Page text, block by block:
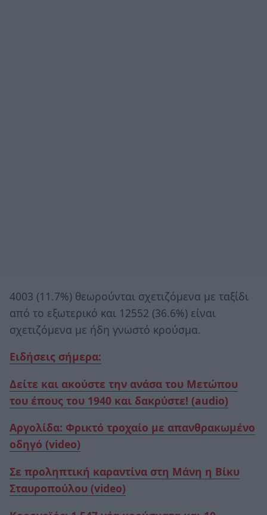
4003 (11.7%) θεωρούνται σχετιζόμενα με ταξίδι
από το εξωτερικό και 12552 (36.6%) είναι
σχετιζόμενα με ήδη γνωστό κρούσμα.
Ειδήσεις σήμερα:
Δείτε και ακούστε την ανάσα του Μετώπου
του έπους του 1940 και δακρύστε! (audio)
Αργολίδα: Φρικτό τροχαίο με απανθρακωμένο
οδηγό (video)
Σε προληπτική καραντίνα στη Μάνη η Βίκυ
Σταυροπούλου (video)